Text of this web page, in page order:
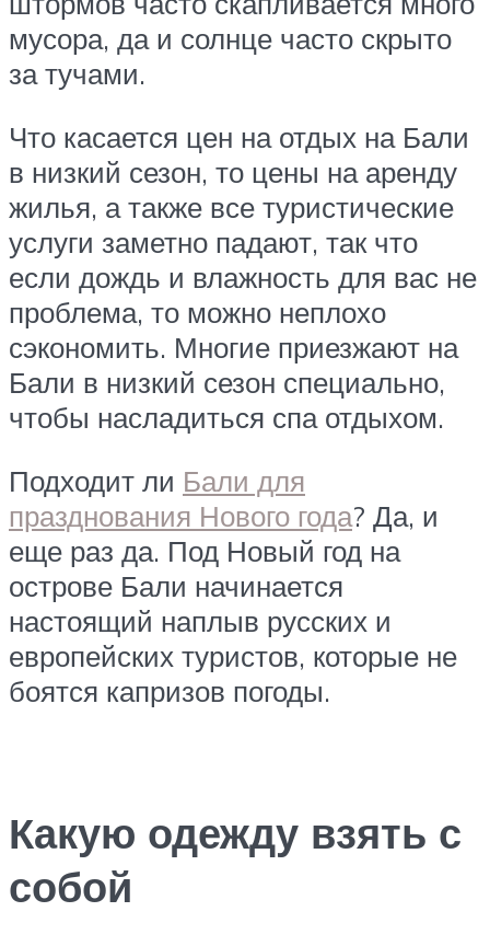
мусора, да и солнце часто скрыто
за тучами.
Что касается цен на отдых на Бали
в низкий сезон, то цены на аренду
жилья, а также все туристические
услуги заметно падают, так что
если дождь и влажность для вас не
проблема, то можно неплохо
сэкономить. Многие приезжают на
Бали в низкий сезон специально,
чтобы насладиться спа отдыхом.
Подходит ли Бали для
празднования Нового года? Да, и
еще раз да. Под Новый год на
острове Бали начинается
настоящий наплыв русских и
европейских туристов, которые не
боятся капризов погоды.
Какую одежду взять с
собой